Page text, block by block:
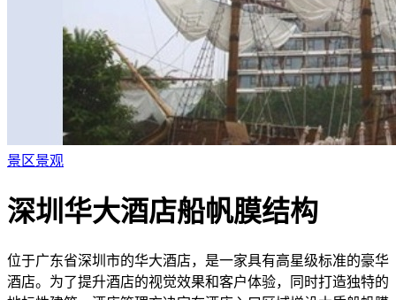
景区景观
深圳华大酒店船帆膜结构
位于广东省深圳市的华大酒店，是一家具有高星级标准的豪华
酒店。为了提升酒店的视觉效果和客户体验，同时打造独特的